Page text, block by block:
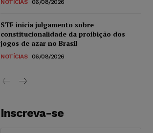
NOTÍCIAS 06/08/2026
STF inicia julgamento sobre
constitucionalidade da proibição dos
jogos de azar no Brasil
NOTÍCIAS 06/08/2026
Inscreva-se